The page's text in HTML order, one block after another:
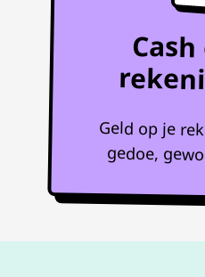
Geld op je
gedoe,